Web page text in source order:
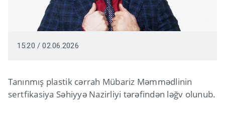
15:20 / 02.06.2026
Tanınmış plastik cərrah Mübariz Məmmədlinin
sertfikasiya Səhiyyə Nazirliyi tərəfindən ləğv olunub.